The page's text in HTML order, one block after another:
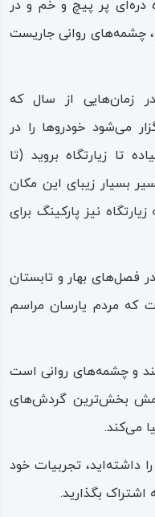
دره‌ای پر پیچ و خم و در
چشمه‌های روانی جاریست
زمان‌هایی از سال که
می‌شود خودروها را در
تا زیارتگاه بروید (تا
بسیار زیبای این مکان
نیز پارکینگ برای
در فصل‌های بهار و تابستان
که مردم یارسان مراسم
و چشمه‌های روانی است
بخش‌ترین گردش‌های
می‌کند.
را داشته‌اید، تجربیات خود
اشتراک بگذارید.